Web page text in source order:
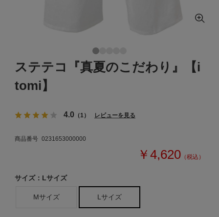
ステテコ『真夏のこだわり』【i
tomi】
4.0 （1） レビューを見る
商品番号 0231653000000
￥4,620 （税込）
サイズ：Lサイズ
Mサイズ Lサイズ